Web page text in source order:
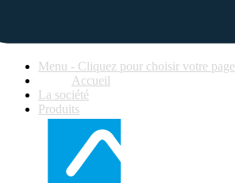
Menu - Cliquez pour choisir votre page
Accueil
La société
Produits